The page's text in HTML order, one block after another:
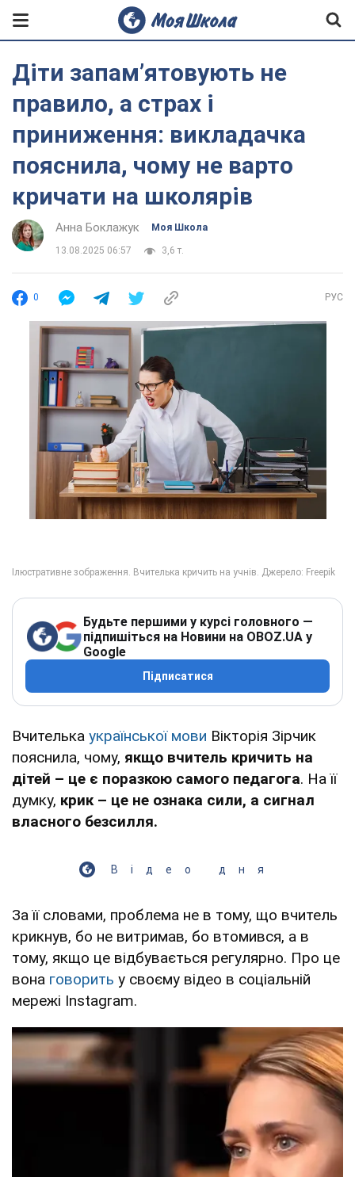
Діти запамʼятовують не
правило, а страх і
приниження: викладачка
пояснила, чому не варто
кричати на школярів
Анна Боклажук Моя Школа
13.08.2025 06:57 3,6 т.
0 РУС
Будьте першими у курсі головного —
підпишіться на Новини на OBOZ.UA у
Google
Підписатися
Вчителька української мови Вікторія Зірчик
пояснила, чому, якщо вчитель кричить на
дітей – це є поразкою самого педагога. На її
думку, крик – це не ознака сили, а сигнал
власного безсилля.
Відео дня
За її словами, проблема не в тому, що вчитель
крикнув, бо не витримав, бо втомився, а в
тому, якщо це відбувається регулярно. Про це
вона говорить у своєму відео в соціальній
мережі Instagram.